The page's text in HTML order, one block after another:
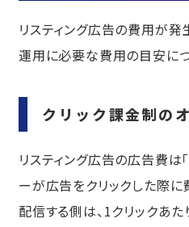
リスティング広告の費用が発
運用に必要な費用の目安に
クリック課金制の
リスティング広告の広告費は
ーが広告をクリックした際に
配信する側は、1クリックあた